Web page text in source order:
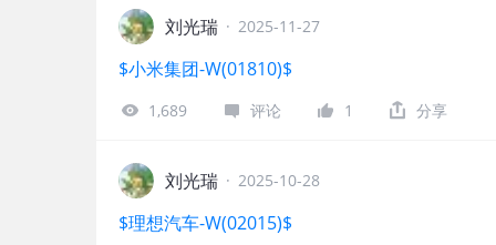
刘光瑞 · 2025-11-27
$小米集团-W(01810)$
1,689 评论 1 分享
刘光瑞 · 2025-10-28
$理想汽车-W(02015)$